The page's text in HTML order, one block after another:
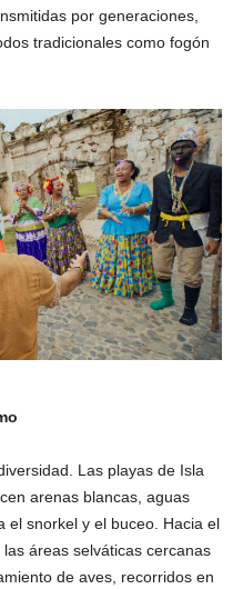
por generaciones,
tradicionales como fogón
Las playas de Isla
arenas blancas, aguas
el snorkel y el buceo. Hacia el
áreas selváticas cercanas
de aves, recorridos en